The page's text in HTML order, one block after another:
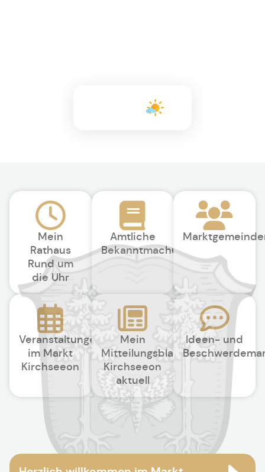
Mein
Rathaus
Rund um
die Uhr
Amtliche
Bekanntmachungen
Veranstaltungen
im Markt
Kirchseeon
Mein
Mitteilungsblatt
Kirchseeon
aktuell
Ideen- und